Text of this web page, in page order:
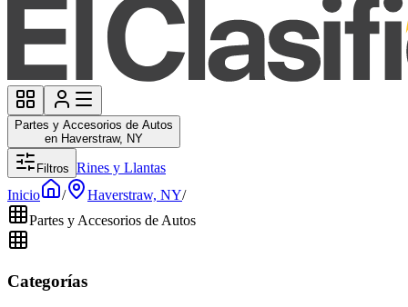
Partes y Accesorios de Autos
en Haverstraw, NY
Filtros Rines y Llantas
Inicio
/ Haverstraw, NY/
Partes y Accesorios de Autos
Categorías